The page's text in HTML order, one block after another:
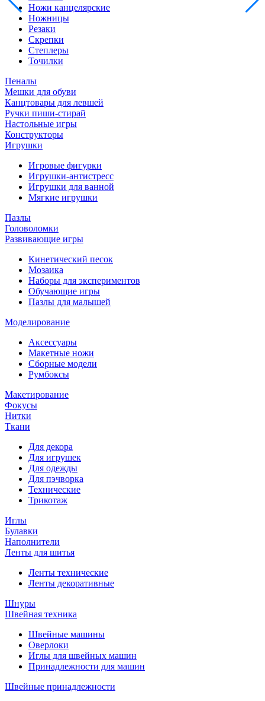
Ножи канцелярские
Ножницы
Резаки
Скрепки
Степлеры
Точилки
Пеналы
Мешки для обуви
Канцтовары для левшей
Ручки пиши-стирай
Настольные игры
Конструкторы
Игрушки
Игровые фигурки
Игрушки-антистресс
Игрушки для ванной
Мягкие игрушки
Пазлы
Головоломки
Развивающие игры
Кинетический песок
Мозаика
Наборы для экспериментов
Обучающие игры
Пазлы для малышей
Моделирование
Аксессуары
Макетные ножи
Сборные модели
Румбоксы
Макетирование
Фокусы
Нитки
Ткани
Для декора
Для игрушек
Для одежды
Для пэчворка
Технические
Трикотаж
Иглы
Булавки
Наполнители
Ленты для шитья
Ленты технические
Ленты декоративные
Шнуры
Швейная техника
Швейные машины
Оверлоки
Иглы для швейных машин
Принадлежности для машин
Швейные принадлежности